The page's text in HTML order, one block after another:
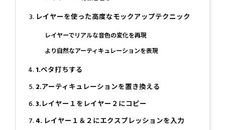
レイヤーを使った高度なモックアップテクニック
レイヤーでリアルな音色の変化を再現
より自然なアーティキュレーションを表現
1.ベタ打ちする
2.アーティキュレーションを置き換える
3.レイヤー１をレイヤー２にコピー
4. レイヤー１＆２にエクスプレッションを入力